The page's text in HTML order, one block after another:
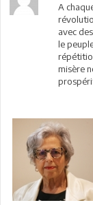
A
avec
le
misère